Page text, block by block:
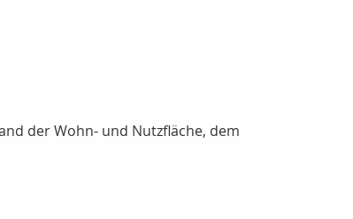
der Wohn- und Nutzfläche, dem